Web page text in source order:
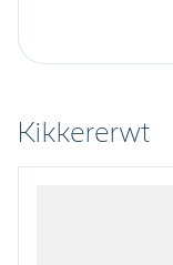
Kikkererwt